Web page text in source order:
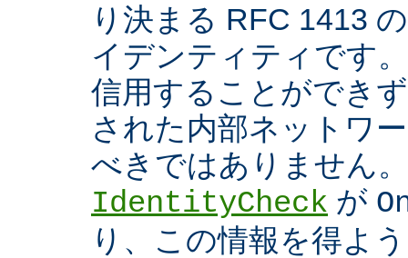
り決まる RFC 1413
イデンティティです
信用することができ
された内部ネットワ
べきではありません
IdentityCheck が
り、この情報を得よ